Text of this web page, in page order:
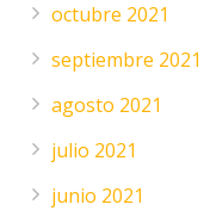
octubre 2021
septiembre 2021
agosto 2021
julio 2021
junio 2021